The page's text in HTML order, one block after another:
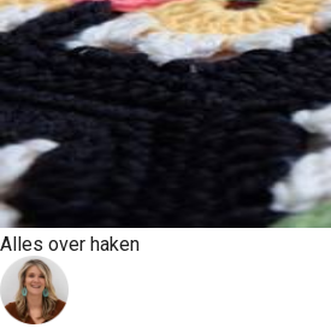
Alles over haken